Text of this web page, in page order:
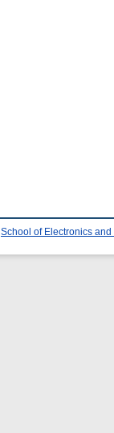
School of Electronics